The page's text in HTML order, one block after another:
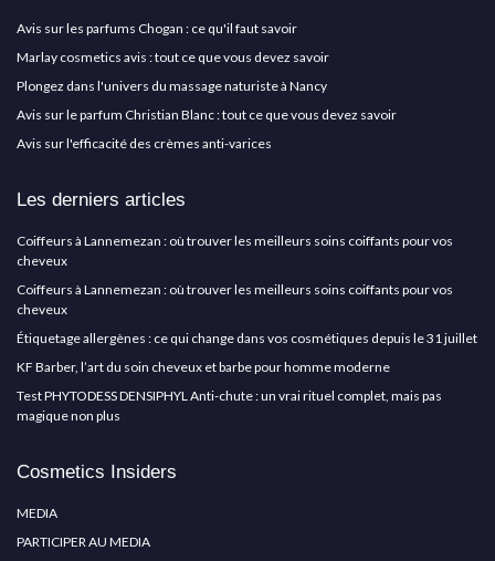
Avis sur les parfums Chogan : ce qu'il faut savoir
Marlay cosmetics avis : tout ce que vous devez savoir
Plongez dans l'univers du massage naturiste à Nancy
Avis sur le parfum Christian Blanc : tout ce que vous devez savoir
Avis sur l'efficacité des crèmes anti-varices
Les derniers articles
Coiffeurs à Lannemezan : où trouver les meilleurs soins coiffants pour vos
cheveux
Coiffeurs à Lannemezan : où trouver les meilleurs soins coiffants pour vos
cheveux
Étiquetage allergènes : ce qui change dans vos cosmétiques depuis le 31 juillet
KF Barber, l’art du soin cheveux et barbe pour homme moderne
Test PHYTODESS DENSIPHYL Anti-chute : un vrai rituel complet, mais pas
magique non plus
Cosmetics Insiders
MEDIA
PARTICIPER AU MEDIA